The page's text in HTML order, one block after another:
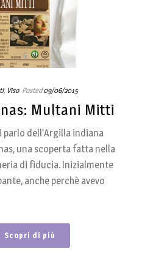
, Viso Posted 09/06/2015
Multani Mitti
dell’Argilla indiana
una scoperta fatta nella
di fiducia. Inizialmente
anche perchè avevo
Scopri di più